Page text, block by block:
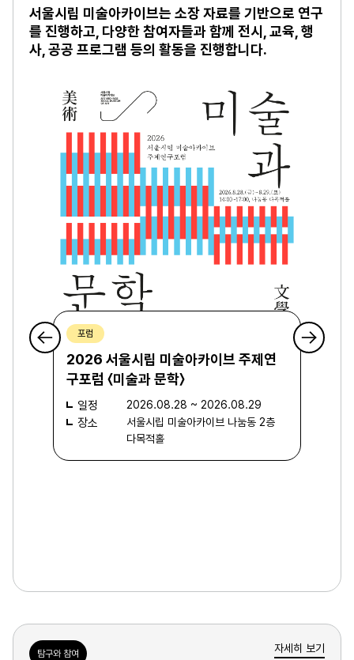
서울시립 미술아카이브는 소장 자료를 기반으로 연구
를 진행하고, 다양한 참여자들과 함께 전시, 교육, 행
사, 공공 프로그램 등의 활동을 진행합니다.
포럼
2026 서울시립 미술아카이브 주제연
구포럼 〈미술과 문학〉
일정 2026.08.28 ~ 2026.08.29
장소
서울시립 미술아카이브 나눔동 2층
다목적홀
탐구와 참여 자세히 보기